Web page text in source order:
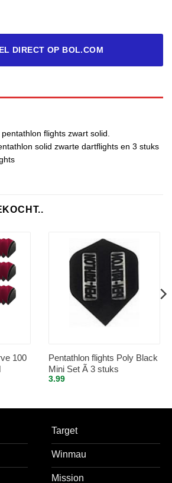
DIRECT OP BOL.COM
flights zwart solid.
solid zwarte dartflights en 3 stuks
100
Pentathlon flights Poly Black
Mini Set Ã 3 stuks
3.99
Target
Winmau
Mission